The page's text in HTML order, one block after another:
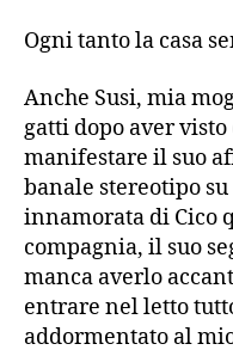
Ogni tanto la casa
Anche Susi, mia
gatti dopo aver visto
manifestare il suo
banale stereotipo
innamorata di Cico
compagnia, il suo
manca averlo
entrare nel letto
addormentato al